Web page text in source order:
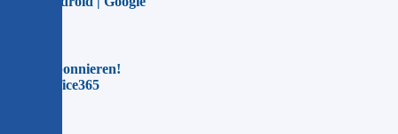
Jetzt abonnieren!
Für Office365